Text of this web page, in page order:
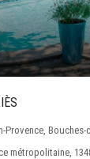
– EGUILLES
Provence,
métropolitaine,